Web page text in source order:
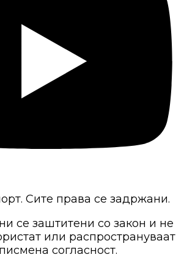
Сите права се задржани.
се заштитени со закон и не
или распространуваат
согласност.